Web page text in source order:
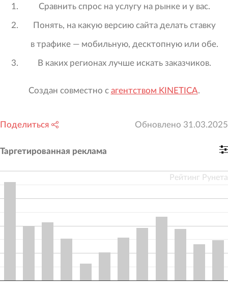
Сравнить спрос на услугу на рынке и у вас.
Понять, на какую версию сайта делать ставку
в трафике — мобильную, десктопную или обе.
В каких регионах лучше искать заказчиков.
Создан совместно с агентством KINETICA.
Поделиться Обновлено 31.03.2025
Таргетированная реклама
Рейтинг Рунета